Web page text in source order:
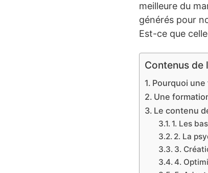
meilleure du
générés pour
Est-ce que
Contenus de
Pourquoi
Une
Le contenu
1. Les
2. La
3.
4.